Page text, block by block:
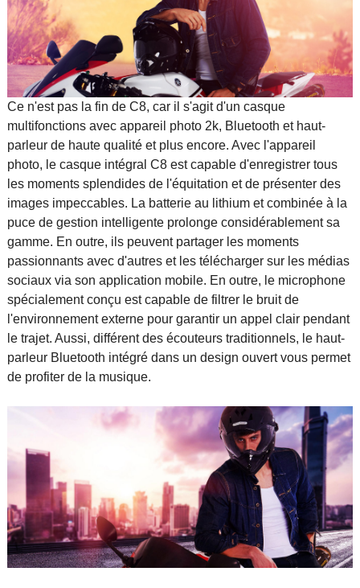
Ce n'est pas la fin de C8, car il s'agit d'un casque
multifonctions avec appareil photo 2k, Bluetooth et haut-
parleur de haute qualité et plus encore. Avec l'appareil
photo, le casque intégral C8 est capable d'enregistrer tous
les moments splendides de l'équitation et de présenter des
images impeccables. La batterie au lithium et combinée à la
puce de gestion intelligente prolonge considérablement sa
gamme. En outre, ils peuvent partager les moments
passionnants avec d'autres et les télécharger sur les médias
sociaux via son application mobile. En outre, le microphone
spécialement conçu est capable de filtrer le bruit de
l'environnement externe pour garantir un appel clair pendant
le trajet. Aussi, différent des écouteurs traditionnels, le haut-
parleur Bluetooth intégré dans un design ouvert vous permet
de profiter de la musique.